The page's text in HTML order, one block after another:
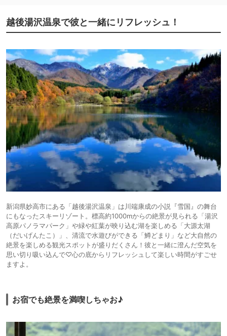
越後湯沢温泉で彼と一緒にリフレッシュ！
新潟県妙高市にある「越後湯沢温泉」は川端康成の小説『雪国』の舞台
にもなったスキーリゾート。標高約1000mからの絶景が見られる「湯沢
高原パノラマパーク」や緑や紅葉が映り込む湖を楽しめる「大源太湖
（だいげんたこ）」、清流で水遊びができる「鱒どまり」など大自然の
絶景を楽しめる観光スポットが盛りだくさん！彼と一緒に澄んだ空気を
思い切り吸い込んで♡心の底からリフレッシュして楽しい時間がすごせ
ますよ。
お宿でも絶景を満喫しちゃお♪